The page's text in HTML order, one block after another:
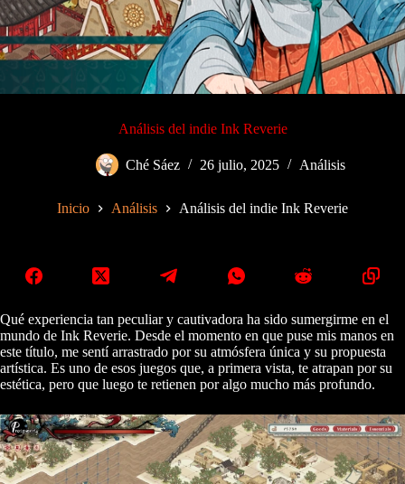
Análisis del indie Ink Reverie
Ché Sáez 26 julio, 2025 Análisis
Inicio Análisis Análisis del indie Ink Reverie
Qué experiencia tan peculiar y cautivadora ha sido sumergirme en el
mundo de Ink Reverie. Desde el momento en que puse mis manos en
este título, me sentí arrastrado por su atmósfera única y su propuesta
artística. Es uno de esos juegos que, a primera vista, te atrapan por su
estética, pero que luego te retienen por algo mucho más profundo.